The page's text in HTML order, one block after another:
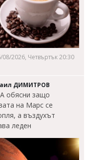
08/2026, Четвъртък 20:30
ДИМИТРОВ
обясни защо
на Марс се
а въздухът
леден